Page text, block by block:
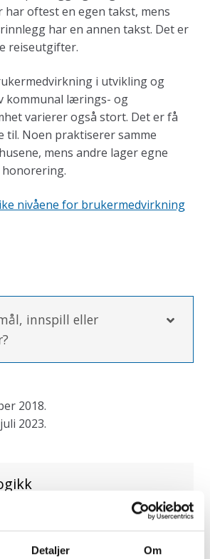
Detaljer Om
oftest en egen takst, mens
har en annen takst. Det er
reiseutgifter.
i utvikling og
kommunal lærings- og
varierer også stort. Det er få
til. Noen praktiserer samme
mens andre lager egne
nivåene for brukermedvirkning
innspill eller
eller kommentarer. Vi
i løpet av en arbeidsuke. Din
2018.
2023.